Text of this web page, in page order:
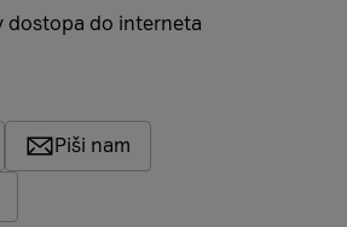
dostopa do interneta
Piši nam